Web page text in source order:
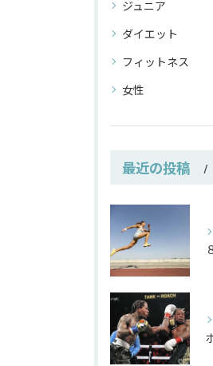
ジュニア
ダイエット
フィットネス
女性
最近の投稿